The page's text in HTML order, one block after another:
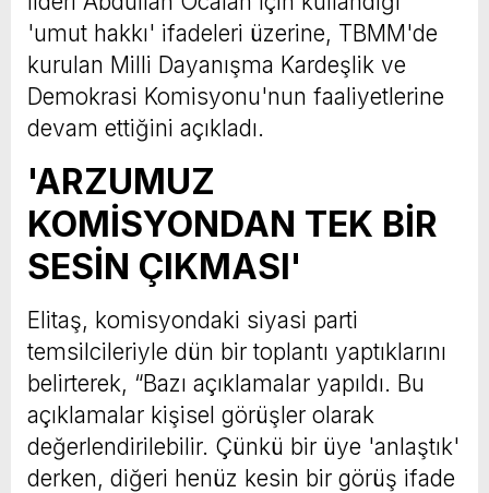
'umut hakkı' ifadeleri üzerine, TBMM'de
kurulan Milli Dayanışma Kardeşlik ve
Demokrasi Komisyonu'nun faaliyetlerine
devam ettiğini açıkladı.
'ARZUMUZ
KOMİSYONDAN TEK BİR
SESİN ÇIKMASI'
Elitaş, komisyondaki siyasi parti
temsilcileriyle dün bir toplantı yaptıklarını
belirterek, “Bazı açıklamalar yapıldı. Bu
açıklamalar kişisel görüşler olarak
değerlendirilebilir. Çünkü bir üye 'anlaştık'
derken, diğeri henüz kesin bir görüş ifade